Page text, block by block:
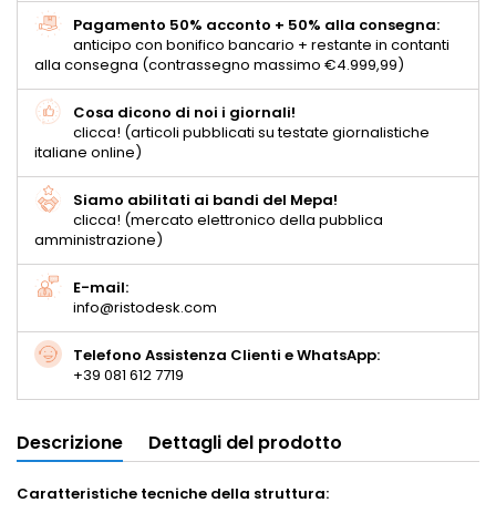
Pagamento 50% acconto + 50% alla consegna:
anticipo con bonifico bancario + restante in contanti
alla consegna (contrassegno massimo €4.999,99)
Cosa dicono di noi i giornali!
clicca! (articoli pubblicati su testate giornalistiche
italiane online)
Siamo abilitati ai bandi del Mepa!
clicca! (mercato elettronico della pubblica
amministrazione)
E-mail:
info@ristodesk.com
Telefono Assistenza Clienti e WhatsApp:
+39 081 612 7719
Descrizione Dettagli del prodotto
Caratteristiche tecniche della struttura: